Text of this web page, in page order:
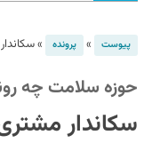
پیوست » پرونده »
حوزه سلامت چه
سکاندار